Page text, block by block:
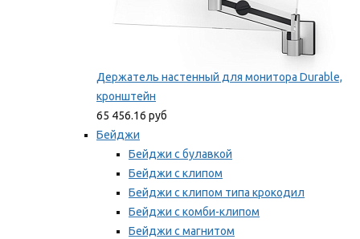
Держатель настенный для монитора Durable,
кронштейн
65 456.16 руб
Бейджи
Бейджи с булавкой
Бейджи с клипом
Бейджи с клипом типа крокодил
Бейджи с комби-клипом
Бейджи с магнитом